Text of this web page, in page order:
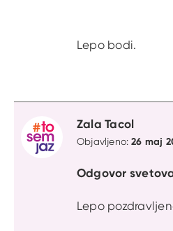
Lepo bodi.
Zala Tacol
Objavljeno:26 maj
Odgovor
Lepo